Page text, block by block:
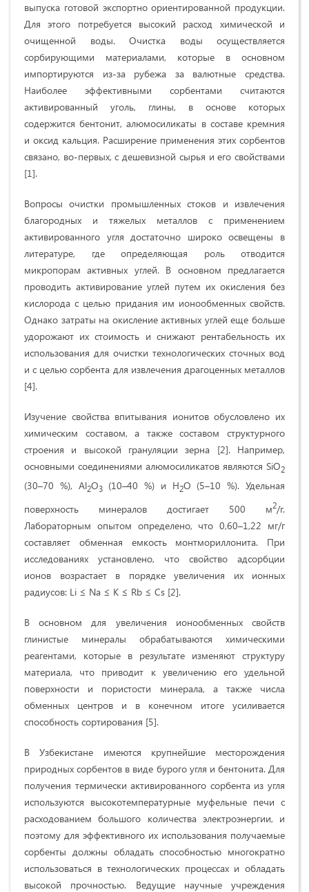
выпуска готовой экспортно ориентированной продукции.
Для этого потребуется высокий расход химической и
очищенной воды. Очистка воды осуществляется
сорбирующими материалами, которые в основном
импортируются из-за рубежа за валютные средства.
Наиболее эффективными сорбентами считаются
активированный уголь, глины, в основе которых
содержится бентонит, алюмосиликаты в составе кремния
и оксид кальция. Расширение применения этих сорбентов
связано, во-первых, с дешевизной сырья и его свойствами
[1].
Вопросы очистки промышленных стоков и извлечения
благородных и тяжелых металлов с применением
активированного угля достаточно широко освещены в
литературе, где определяющая роль отводится
микропорам активных углей. В основном предлагается
проводить активирование углей путем их окисления без
кислорода с целью придания им ионообменных свойств.
Однако затраты на окисление активных углей еще больше
удорожают их стоимость и снижают рентабельность их
использования для очистки технологических сточных вод
и с целью сорбента для извлечения драгоценных металлов
[4].
Изучение свойства впитывания ионитов обусловлено их
химическим составом, а также составом структурного
строения и высокой грануляции зерна [2]. Например,
основными соединениями алюмосиликатов являются SiO2
(30–70 %), Al2O3(10–40 %) и Н2О (5–10 %). Удельная
поверхность минералов достигает 500 м2/г.
Лабораторным опытом определено, что 0,60–1,22 мг/г
составляет обменная емкость монтмориллонита. При
исследованиях установлено, что свойство адсорбции
ионов возрастает в порядке увеличения их ионных
радиусов: Li ≤ Na ≤ K ≤ Rb ≤ Cs [2].
В основном для увеличения ионообменных свойств
глинистые минералы обрабатываются химическими
реагентами, которые в результате изменяют структуру
материала, что приводит к увеличению его удельной
поверхности и пористости минерала, а также числа
обменных центров и в конечном итоге усиливается
способность сортирования [5].
В Узбекистане имеются крупнейшие месторождения
природных сорбентов в виде бурого угля и бентонита. Для
получения термически активированного сорбента из угля
используются высокотемпературные муфельные печи с
расходованием большого количества электроэнергии, и
поэтому для эффективного их использования получаемые
сорбенты должны обладать способностью многократно
использоваться в технологических процессах и обладать
высокой прочностью. Ведущие научные учреждения